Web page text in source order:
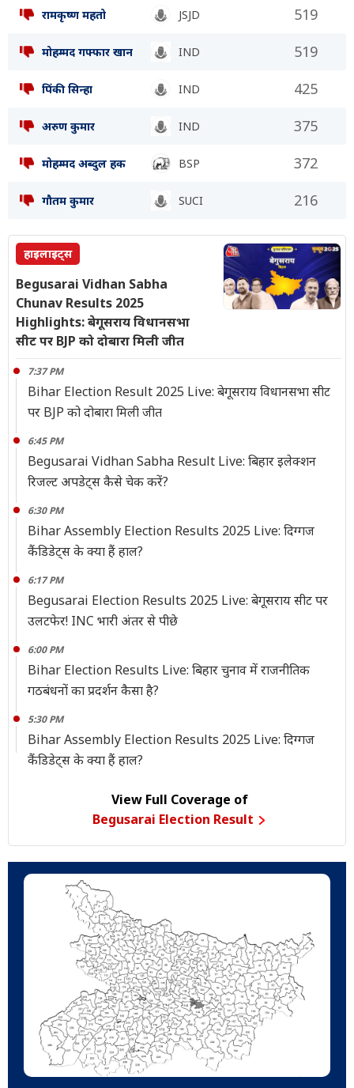
रामकृष्ण महतो JSJD 519
मोहम्मद गफ्फार खान IND 519
पिंकी सिन्हा IND 425
अरुण कुमार IND 375
मोहम्मद अब्दुल हक BSP 372
गौतम कुमार SUCI 216
हाइलाइट्स
Begusarai Vidhan Sabha
Chunav Results 2025
Highlights: बेगूसराय विधानसभा
सीट पर BJP को दोबारा मिली जीत
7:37 PM
Bihar Election Result 2025 Live: बेगूसराय विधानसभा सीट
पर BJP को दोबारा मिली जीत
6:45 PM
Begusarai Vidhan Sabha Result Live: बिहार इलेक्शन
रिजल्ट अपडेट्स कैसे चेक करें?
6:30 PM
Bihar Assembly Election Results 2025 Live: दिग्गज
कैंडिडेट्स के क्या हैं हाल?
6:17 PM
Begusarai Election Results 2025 Live: बेगूसराय सीट पर
उलटफेर! INC भारी अंतर से पीछे
6:00 PM
Bihar Election Results Live: बिहार चुनाव में राजनीतिक
गठबंधनों का प्रदर्शन कैसा है?
5:30 PM
Bihar Assembly Election Results 2025 Live: दिग्गज
कैंडिडेट्स के क्या हैं हाल?
View Full Coverage of
Begusarai Election Result